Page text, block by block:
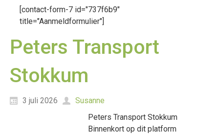
[contact-form-7 id="737f6b9"
title="Aanmeldformulier"]
Peters Transport
Stokkum
3 juli 2026
Susanne
Peters Transport Stokkum
Binnenkort op dit platform